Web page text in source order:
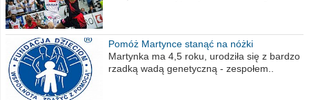
Pomóż Martynce stanąć na nóżki
Martynka ma 4,5 roku, urodziła się z bardzo
rzadką wadą genetyczną - zespołem..